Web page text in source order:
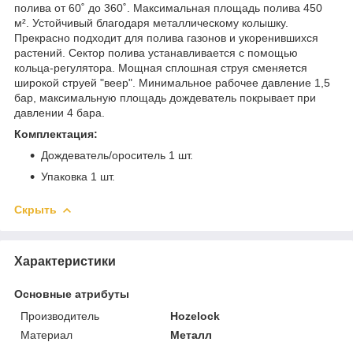
полива от 60˚ до 360˚. Максимальная площадь полива 450
м². Устойчивый благодаря металлическому колышку.
Прекрасно подходит для полива газонов и укоренившихся
растений. Сектор полива устанавливается с помощью
кольца-регулятора. Мощная сплошная струя сменяется
широкой струей "веер". Минимальное рабочее давление 1,5
бар, максимальную площадь дождеватель покрывает при
давлении 4 бара.
Комплектация:
Дождеватель/ороситель 1 шт.
Упаковка 1 шт.
Скрыть
Характеристики
Основные атрибуты
Производитель
Hozelock
Материал
Металл